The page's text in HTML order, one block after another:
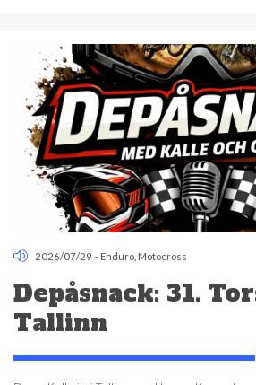
2026/07/29 - Enduro Motocross
Depåsnack: 31.
Tallinn